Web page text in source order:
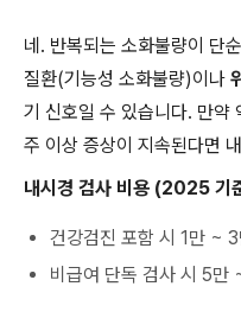
네. 반복되는 소화불량이 단
질환(기능성 소화불량)이나
기 신호일 수 있습니다. 만약
주 이상 증상이 지속된다면
내시경 검사 비용 (2025 기
건강검진 포함 시 1만 ~
비급여 단독 검사 시 5만